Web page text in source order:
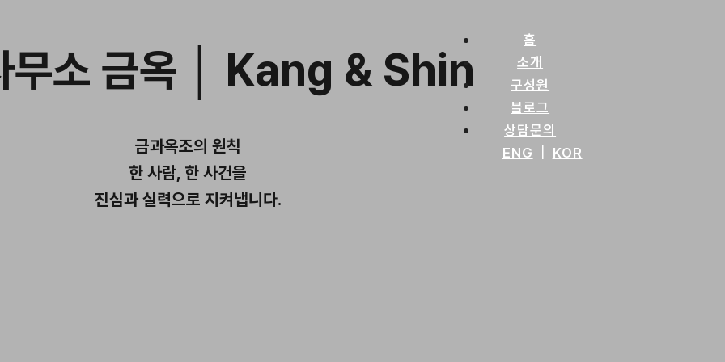
홈
소개
구성원
블로그
상담문의
무소 금옥 │ Kang & Shin
금과옥조의 원칙
한 사람, 한 사건을
진심과 실력으로 지켜냅니다.